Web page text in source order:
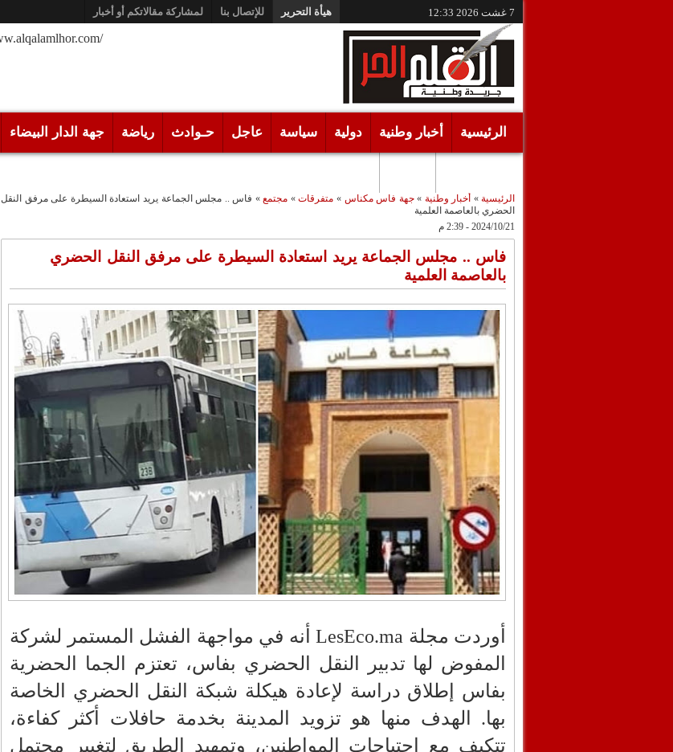
7 غشت 2026 12:33 هيأة التحرير للإتصال بنا لمشاركة مقالاتكم أو أخبار
/www.alqalamlhor.com
الرئيسية أخبار وطنية دولية سياسة عاجل حـوادث رياضة جهة الدار البيضاء
الرئيسية» أخبار وطنية »جهة فاس مكناس » متفرقات» مجتمع» فاس .. مجلس الجماعة يريد استعادة السيطرة على مرفق النقل
الحضري بالعاصمة العلمية
2024/10/21 - 2:39 م
فاس .. مجلس الجماعة يريد استعادة السيطرة على مرفق النقل الحضري
بالعاصمة العلمية
أوردت مجلة LesEco.maأنه في مواجهة الفشل المستمر لشركة
المفوض لها تدبير النقل الحضري بفاس، تعتزم الجما الحضرية
بفاس إطلاق دراسة لإعادة هيكلة شبكة النقل الحضري الخاصة
بها. الهدف منها هو تزويد المدينة بخدمة حافلات أكثر كفاءة،
تتكيف مع احتياجات المواطنين، وتمهيد الطريق لتغيير محتمل